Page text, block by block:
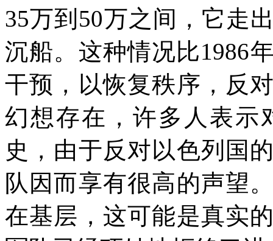
35万到 50万之间，它走
沉船。这种情况比1986
干预，以恢复秩序，反
幻想存在，许多人表示
史，由于反对以色列国
队因而享有很高的声望
在基层，这可能是真实